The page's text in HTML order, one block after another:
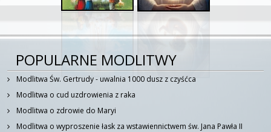
POPULARNE MODLITWY
Modlitwa Św. Gertrudy - uwalnia 1000 dusz z czyśćca
Modlitwa o cud uzdrowienia z raka
Modlitwa o zdrowie do Maryi
Modlitwa o wyproszenie łask za wstawiennictwem św. Jana Pawła II